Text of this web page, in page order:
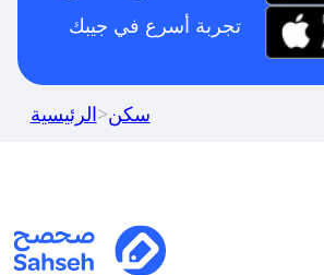
تجربة أسرع في جيبك
الرئيسية>سكن